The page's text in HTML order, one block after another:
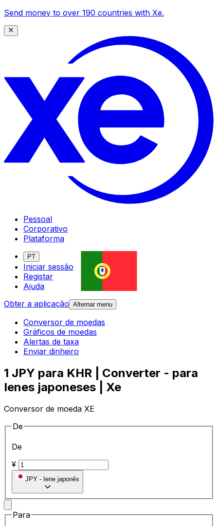
Send money to over 190 countries with Xe.
Pessoal
Corporativo
Plataforma
PT
Iniciar sessão
Registar
Ajuda
Obter a aplicação Alternar menu
Conversor de moedas
Gráficos de moedas
Alertas de taxa
Enviar dinheiro
1 JPY para KHR | Converter - para
Ienes japoneses | Xe
Conversor de moeda XE
De
De
¥
JPY - Iene japonês
Para